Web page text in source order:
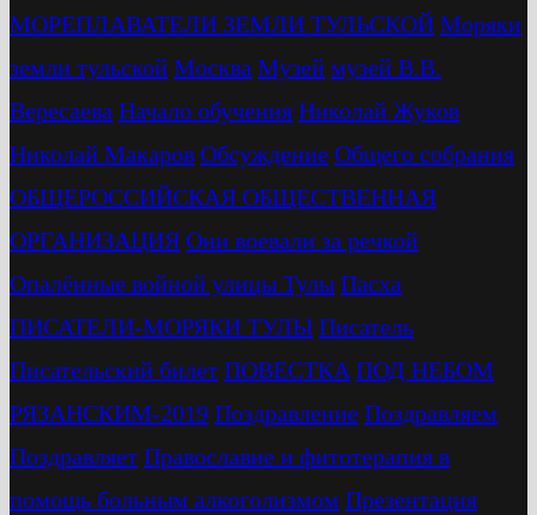
МОРЕПЛАВАТЕЛИ ЗЕМЛИ ТУЛЬСКОЙ Моряки
земли тульской Москва Музей музей В.В.
Вересаева Начало обучения Николай Жуков
Николай Макаров Обсуждение Общего собрания
ОБЩЕРОССИЙСКАЯ ОБЩЕСТВЕННАЯ
ОРГАНИЗАЦИЯ Они воевали за речкой
Опалённые войной улицы Тулы Пасха
ПИСАТЕЛИ-МОРЯКИ ТУЛЫ Писатель
Писательский билет ПОВЕСТКА ПОД НЕБОМ
РЯЗАНСКИМ-2019 Поздравление Поздравляем
Поздравляет Православие и фитотерапия в
помощь больным алкоголизмом Презентация